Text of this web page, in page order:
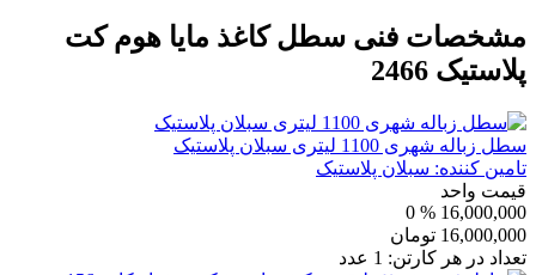
مشخصات فنی سطل کاغذ مایا هوم کت
پلاستیک 2466
سطل زباله شهری 1100 لیتری سبلان پلاستیک
تامین کننده: سبلان پلاستیک
قیمت واحد
16,000,000
% 0
16,000,000 تومان
تعداد در هر کارتن: 1 عدد